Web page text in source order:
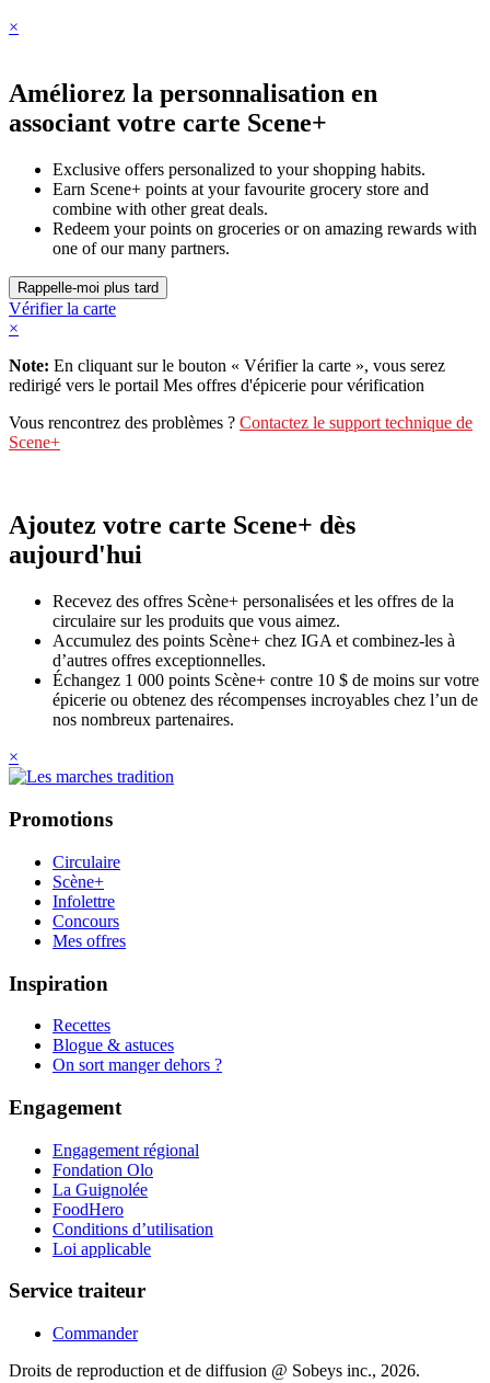
×
Améliorez la personnalisation en
associant votre carte Scene+
Exclusive offers personalized to your shopping habits.
Earn Scene+ points at your favourite grocery store and
combine with other great deals.
Redeem your points on groceries or on amazing rewards with
one of our many partners.
Vérifier la carte
×
Note: En cliquant sur le bouton « Vérifier la carte », vous serez
redirigé vers le portail Mes offres d'épicerie pour vérification
Vous rencontrez des problèmes ? Contactez le support technique de
Scene+
Ajoutez votre carte Scene+ dès
aujourd'hui
Recevez des offres Scène+ personalisées et les offres de la
circulaire sur les produits que vous aimez.
Accumulez des points Scène+ chez IGA et combinez-les à
d’autres offres exceptionnelles.
Échangez 1 000 points Scène+ contre 10 $ de moins sur votre
épicerie ou obtenez des récompenses incroyables chez l’un de
nos nombreux partenaires.
×
Promotions
Circulaire
Scène+
Infolettre
Concours
Mes offres
Inspiration
Recettes
Blogue & astuces
On sort manger dehors ?
Engagement
Engagement régional
Fondation Olo
La Guignolée
FoodHero
Conditions d’utilisation
Loi applicable
Service traiteur
Commander
Droits de reproduction et de diffusion @ Sobeys inc., 2026.